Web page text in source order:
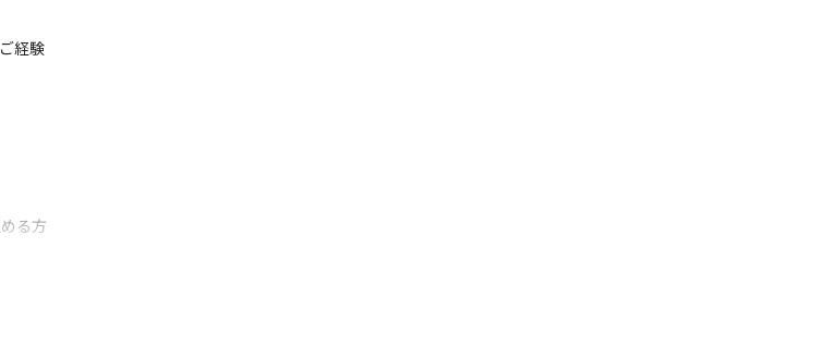
経験
る方